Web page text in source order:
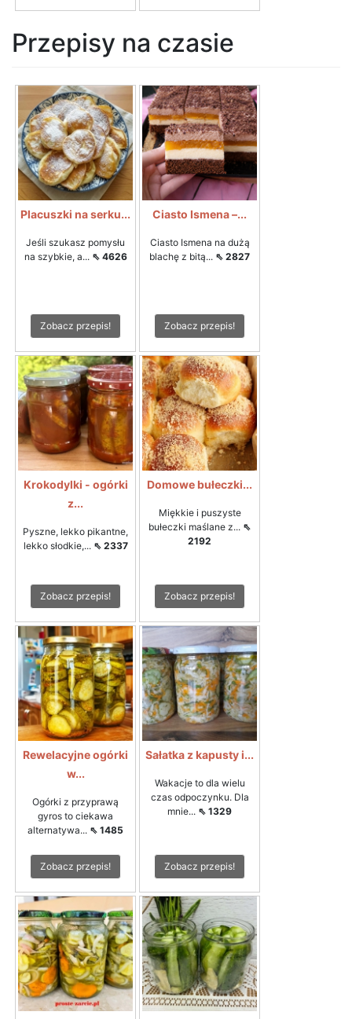
Przepisy na czasie
Placuszki na serku...
Jeśli szukasz pomysłu
na szybkie, a... ⇖ 4626
Zobacz przepis!
Ciasto Ismena –...
Ciasto Ismena na dużą
blachę z bitą... ⇖ 2827
Zobacz przepis!
Krokodylki - ogórki
z...
Pyszne, lekko pikantne,
lekko słodkie,... ⇖ 2337
Zobacz przepis!
Domowe bułeczki...
Miękkie i puszyste
bułeczki maślane z... ⇖
2192
Zobacz przepis!
Rewelacyjne ogórki
w...
Ogórki z przyprawą
gyros to ciekawa
alternatywa... ⇖ 1485
Zobacz przepis!
Sałatka z kapusty i...
Wakacje to dla wielu
czas odpoczynku. Dla
mnie... ⇖ 1329
Zobacz przepis!